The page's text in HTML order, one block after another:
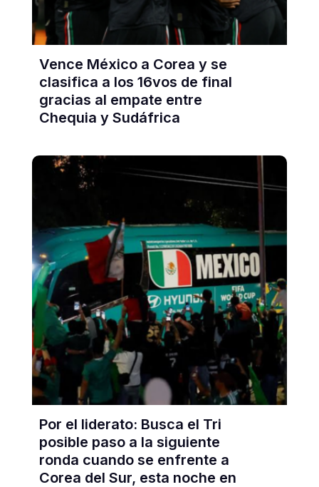
Vence México a Corea y se
clasifica a los 16vos de final
gracias al empate entre
Chequia y Sudáfrica
Por el liderato: Busca el Tri
posible paso a la siguiente
ronda cuando se enfrente a
Corea del Sur, esta noche en